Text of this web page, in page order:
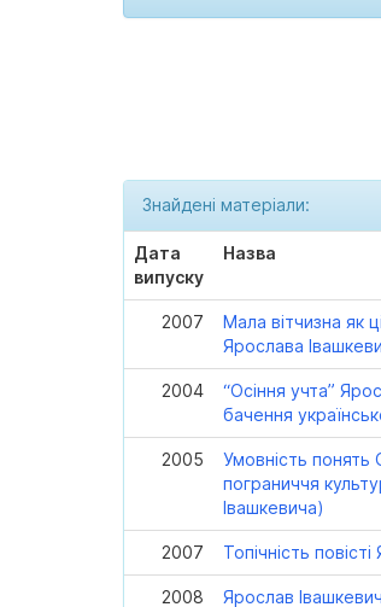
Знайдені матеріали:
Дата
випуску
Назва
2007
Мала вітчизна як
Ярослава
2004
“Осіння учта”
бачення
2005
Умовність понять
пограниччя
Івашкевича)
2007 Топічність
2008 Ярослав